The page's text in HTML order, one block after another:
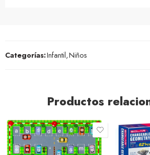
Categorías:Infantil,Niños
Productos